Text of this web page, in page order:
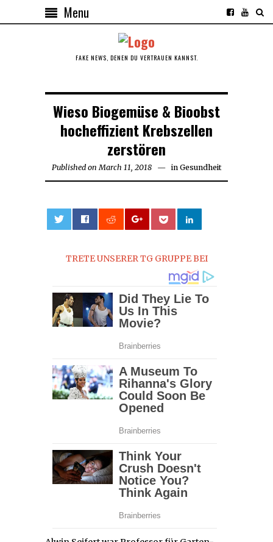
Menu
FAKE NEWS, DENEN DU VERTRAUEN KANNST.
Wieso Biogemüse & Bioobst
hocheffizient Krebszellen
zerstören
Published on March 11, 2018Marchin Gesundheit
TRETE UNSERER TG GRUPPE BEI